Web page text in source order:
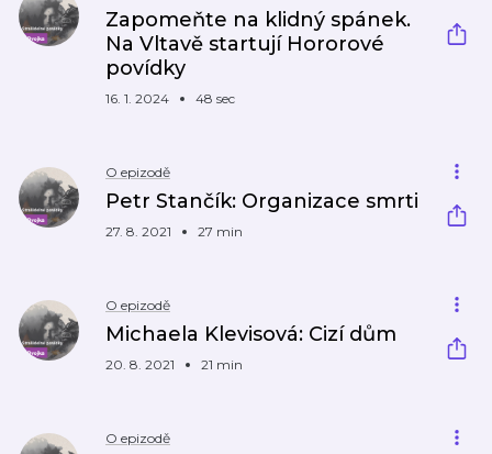
Zapomeňte na klidný spánek.
Na Vltavě startují Hororové
povídky
16. 1. 2024 48 sec
O epizodě
Petr Stančík: Organizace smrti
27. 8. 2021 27 min
O epizodě
Michaela Klevisová: Cizí dům
20. 8. 2021 21 min
O epizodě